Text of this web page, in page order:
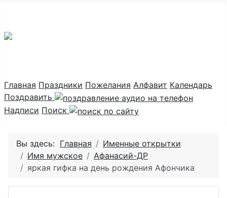
Главная Праздники Пожелания Алфавит Календарь
Поздравить
Надписи Поиск
Вы здесь: Главная
Именные открытки
Имя мужское
Афанасий-ДР
яркая гифка на день рождения Афончика